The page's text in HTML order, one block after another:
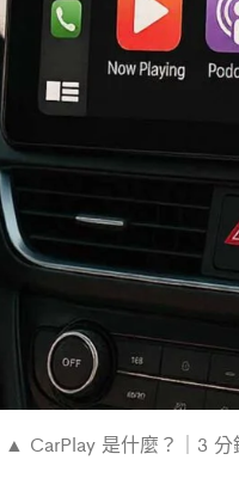
▲ CarPlay 是什麼？｜3